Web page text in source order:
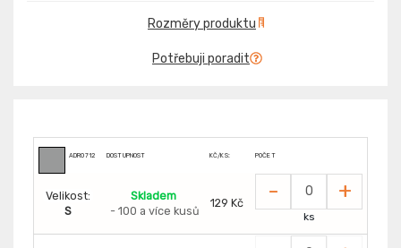
Rozměry produktu
Potřebuji poradit
ADR0712 DOSTUPNOST KČ/KS: POČET
Velikost:
S
Skladem
- 100 a více kusů
129 Kč - +
ks